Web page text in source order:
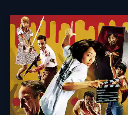
栗原綾奈
松浦早希
松本逢花
谷口智和
藤丸拓哉